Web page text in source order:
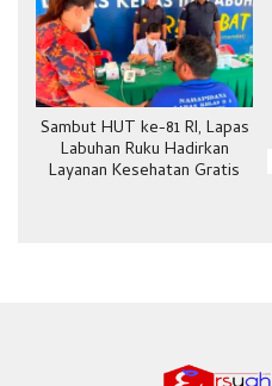
Sambut HUT ke-81 RI, Lapas
Labuhan Ruku Hadirkan
Layanan Kesehatan Gratis